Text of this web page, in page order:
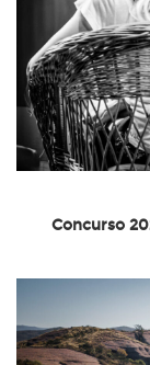
Concurso